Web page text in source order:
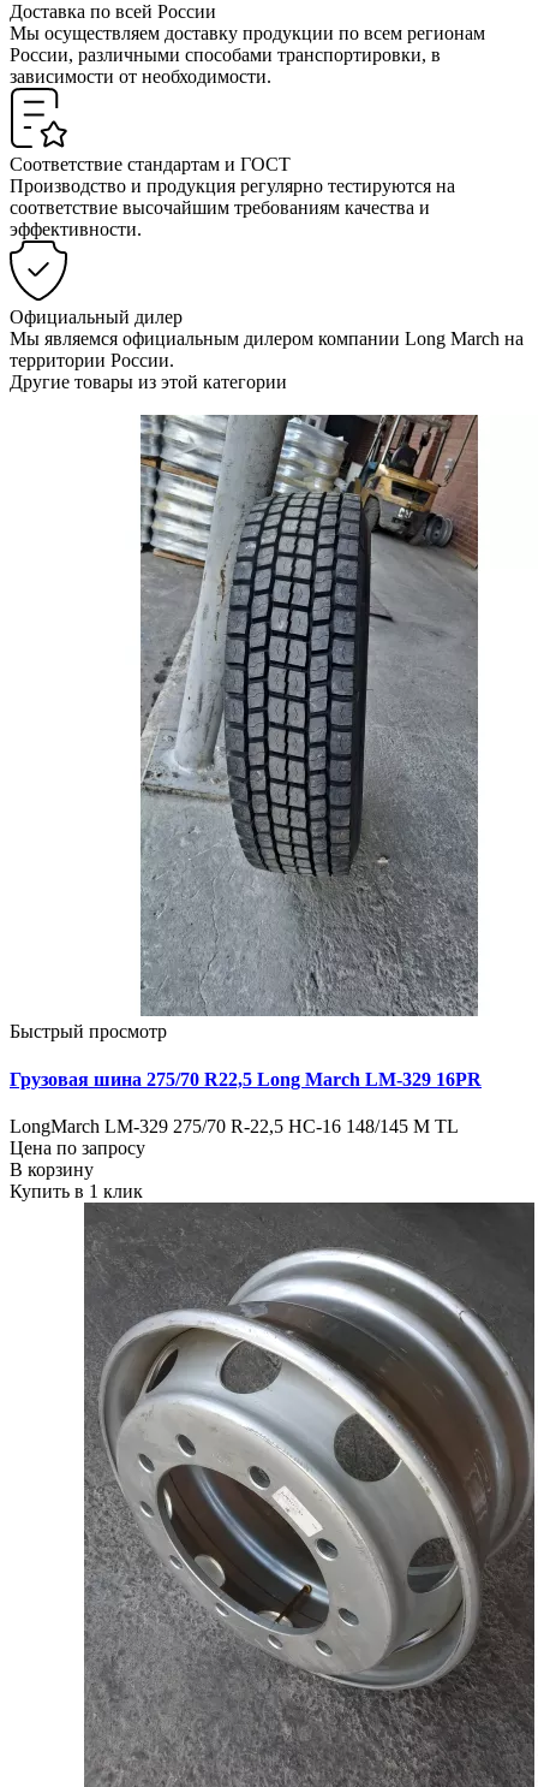
Доставка по всей России
Мы осуществляем доставку продукции по всем регионам
России, различными способами транспортировки, в
зависимости от необходимости.
Соответствие стандартам и ГОСТ
Производство и продукция регулярно тестируются на
соответствие высочайшим требованиям качества и
эффективности.
Официальный дилер
Мы являемся официальным дилером компании Long March на
территории России.
Другие товары из этой категории
Быстрый просмотр
Грузовая шина 275/70 R22,5 Long March LM-329 16PR
LongMarch LM-329 275/70 R-22,5 НС-16 148/145 M TL
Цена по запросу
В корзину
Купить в 1 клик